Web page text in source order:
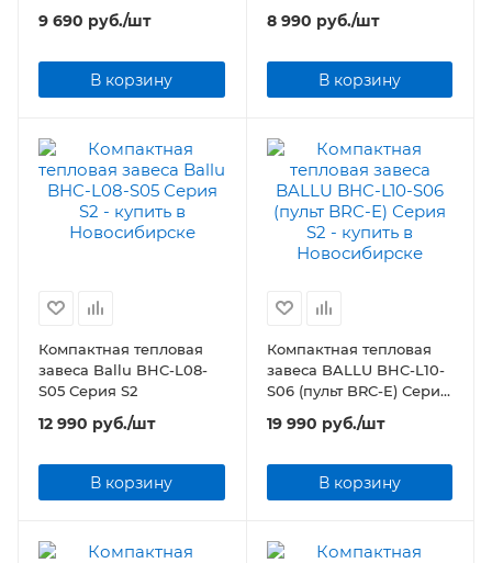
9 690 руб./шт
В корзину
8 990 руб./шт
В корзину
Компактная тепловая
завеса Ballu BHC-L08-
S05 Серия S2
12 990 руб./шт
В корзину
Компактная тепловая
завеса BALLU BHC-L10-
S06 (пульт BRC-E) Серия
19 990 руб./шт
В корзину